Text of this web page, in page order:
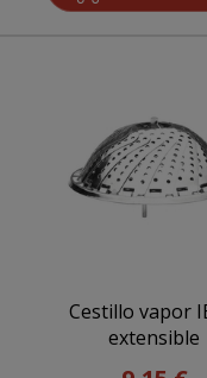
Cestillo vapor
extensible